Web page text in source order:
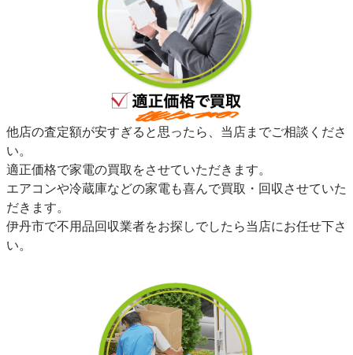
他店の査定額が安すぎると思ったら、当店までご相談くださ
い。
適正価格で家電の買取をさせていただきます。
エアコンや冷蔵庫などの家電も喜んで買取・回収させていた
だきます。
伊丹市で不用品回収業者をお探しでしたら当店にお任せ下さ
い。